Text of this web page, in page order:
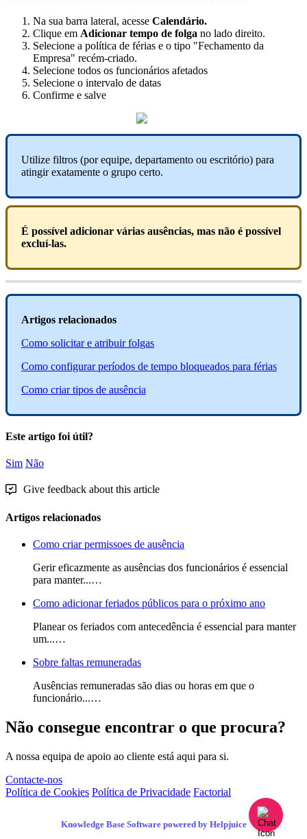
Na sua barra lateral, acesse Calendário.
Clique em Adicionar tempo de folga no lado direito.
Selecione a política de férias e o tipo "Fechamento da
Empresa" recém-criado.
Selecione todos os funcionários afetados
Selecione o intervalo de datas
Confirme e salve
Utilize filtros (por equipe, departamento ou escritório) para
atingir exatamente o grupo certo.
É possível adicionar várias ausências, mas não é possível
excluí-las.
Artigos relacionados
Como solicitar e atribuir folgas
Como configurar períodos de tempo bloqueados para férias
Como criar tipos de ausência
Este artigo foi útil?
Sim Não
Give feedback about this article
Artigos relacionados
Como criar permissoes de ausência
Gerir eficazmente as ausências dos funcionários é essencial
para manter...…
Como adicionar feriados públicos para o próximo ano
Planear os feriados com antecedência é essencial para manter
um...…
Sobre faltas remuneradas
Ausências remuneradas são dias ou horas em que o
funcionário...…
Não consegue encontrar o que procura?
A nossa equipa de apoio ao cliente está aqui para si.
Contacte-nos
Política de Cookies Política de Privacidade Factorial
Knowledge Base Software powered by Helpjuice